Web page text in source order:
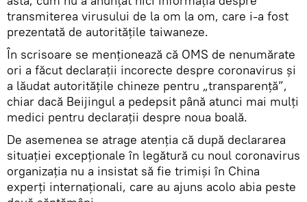
transmiterea virusului de la om la om, care i-a fost
prezentată de autoritățile taiwaneze.
În scrisoare se menționează că OMS de nenumărate
ori a făcut declarații incorecte despre coronavirus și
a lăudat autoritățile chineze pentru „transparență”,
chiar dacă Beijingul a pedepsit până atunci mai mulți
medici pentru declarații despre noua boală.
De asemenea se atrage atenția că după declararea
situației excepționale în legătură cu noul coronavirus
organizația nu a insistat să fie trimiși în China
experți internaționali, care au ajuns acolo abia peste